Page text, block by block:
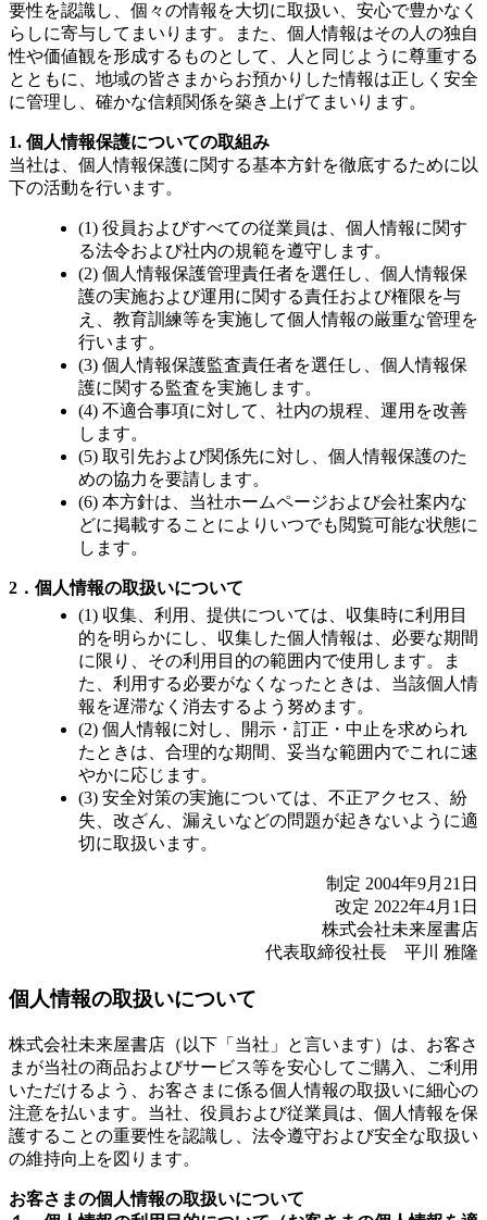
要性を認識し、個々の情報を大切に取扱い、安心で豊かなく
らしに寄与してまいります。また、個人情報はその人の独自
性や価値観を形成するものとして、人と同じように尊重する
とともに、地域の皆さまからお預かりした情報は正しく安全
に管理し、確かな信頼関係を築き上げてまいります。
1. 個人情報保護についての取組み
当社は、個人情報保護に関する基本方針を徹底するために以
下の活動を行います。
(1) 役員およびすべての従業員は、個人情報に関す
る法令および社内の規範を遵守します。
(2) 個人情報保護管理責任者を選任し、個人情報保
護の実施および運用に関する責任および権限を与
え、教育訓練等を実施して個人情報の厳重な管理を
行います。
(3) 個人情報保護監査責任者を選任し、個人情報保
護に関する監査を実施します。
(4) 不適合事項に対して、社内の規程、運用を改善
します。
(5) 取引先および関係先に対し、個人情報保護のた
めの協力を要請します。
(6) 本方針は、当社ホームページおよび会社案内な
どに掲載することによりいつでも閲覧可能な状態に
します。
2．個人情報の取扱いについて
(1) 収集、利用、提供については、収集時に利用目
的を明らかにし、収集した個人情報は、必要な期間
に限り、その利用目的の範囲内で使用します。ま
た、利用する必要がなくなったときは、当該個人情
報を遅滞なく消去するよう努めます。
(2) 個人情報に対し、開示・訂正・中止を求められ
たときは、合理的な期間、妥当な範囲内でこれに速
やかに応じます。
(3) 安全対策の実施については、不正アクセス、紛
失、改ざん、漏えいなどの問題が起きないように適
切に取扱います。
制定 2004年9月21日
改定 2022年4月1日
株式会社未来屋書店
代表取締役社長 平川 雅隆
個人情報の取扱いについて
株式会社未来屋書店（以下「当社」と言います）は、お客さ
まが当社の商品およびサービス等を安心してご購入、ご利用
いただけるよう、お客さまに係る個人情報の取扱いに細心の
注意を払います。当社、役員および従業員は、個人情報を保
護することの重要性を認識し、法令遵守および安全な取扱い
の維持向上を図ります。
お客さまの個人情報の取扱いについて